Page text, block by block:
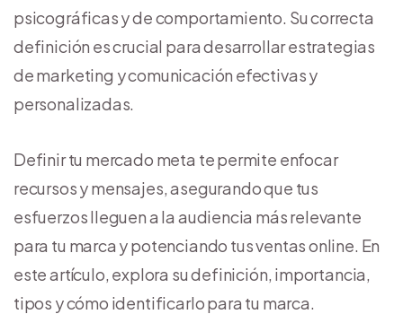
psicográficas y de comportamiento. Su correcta
definición es crucial para desarrollar estrategias
de marketing y comunicación efectivas y
personalizadas.
Definir tu mercado meta te permite enfocar
recursos y mensajes, asegurando que tus
esfuerzos lleguen a la audiencia más relevante
para tu marca y potenciando tus ventas online. En
este artículo, explora su definición, importancia,
tipos y cómo identificarlo para tu marca.